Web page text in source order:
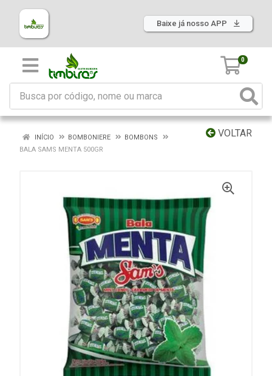
Baixe já nosso APP
0
VOLTAR
INÍCIO BOMBONIERE
BOMBONS
BALA SAMS MENTA 500GR